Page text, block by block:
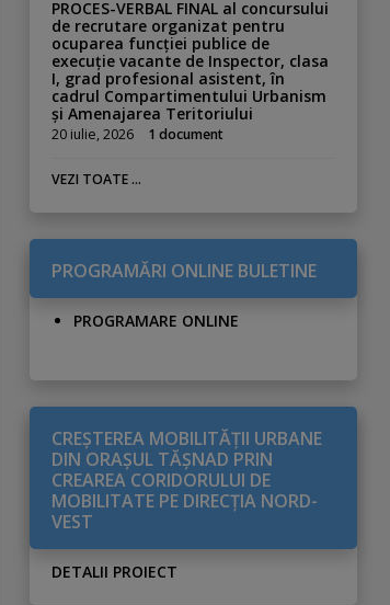
PROCES-VERBAL FINAL al concursului
de recrutare organizat pentru
ocuparea funcției publice de
execuție vacante de Inspector, clasa
I, grad profesional asistent, în
cadrul Compartimentului Urbanism
și Amenajarea Teritoriului
20 iulie, 2026 1 document
VEZI TOATE ...
PROGRAMĂRI ONLINE BULETINE
PROGRAMARE ONLINE
CREŞTEREA MOBILITĂŢII URBANE
DIN ORAŞUL TĂŞNAD PRIN
CREAREA CORIDORULUI DE
MOBILITATE PE DIRECŢIA NORD-
VEST
DETALII PROIECT